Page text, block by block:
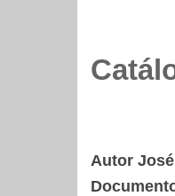
Autor